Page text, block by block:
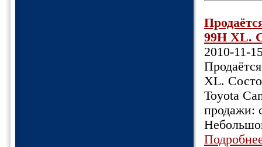
99H XL.
2010-11-
XL.
Toyota
продажи: